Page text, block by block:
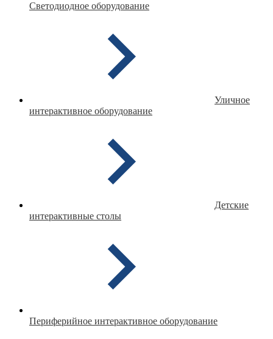
Светодиодное оборудование
Уличное
интерактивное оборудование
Детские
интерактивные столы
Периферийное интерактивное оборудование